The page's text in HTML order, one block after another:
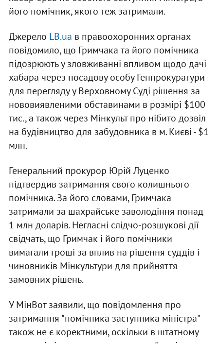
його помічник, якого теж затримали.
Джерело LB.ua в правоохоронних органах
повідомило, що Гримчака та його помічника
підозрюють у зловживанні впливом щодо дачі
хабара через посадову особу Генпрокуратури
для перегляду у Верховному Суді рішення за
нововиявленими обставинами в розмірі $100
тис., а також через Мінкульт про нібито дозвіл
на будівництво для забудовника в м. Києві - $1
млн.
Генеральний прокурор Юрій Луценко
підтвердив затримання свого колишнього
помічника. За його словами, Гримчака
затримали за шахрайське заволодіння понад
1 млн доларів. Негласні слідчо-розшукові дії
свідчать, що Гримчак і його помічники
вимагали гроші за вплив на рішення суддів і
чиновників Мінкультури для прийняття
замовних рішень.
У МінВот заявили, що повідомлення про
затримання "помічника заступника міністра"
також не є коректними, оскільки в штатному